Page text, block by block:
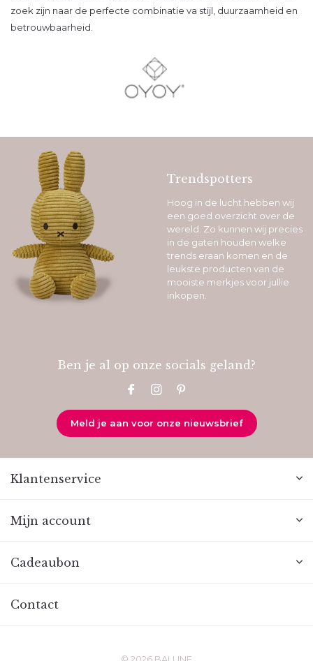
zoek zijn naar de perfecte combinatie va stijl, duurzaamheid en
betrouwbaarheid.
Trendspotters
Hoog in de lucht hebben wij
een goed overzicht over de
wereld. Zo kunnen wij precies
in de gaten houden welke
trends eraan komen en de
leukste producten van de
mooiste merkjes voor jullie
inkopen.
Ben je al op onze socials geland?
Meld je aan voor onze nieuwsbrief
Klantenservice
Mijn account
Cadeaubon
Contact